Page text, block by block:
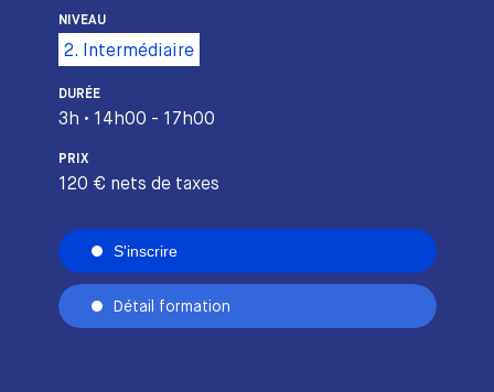
NIVEAU
2. Intermédiaire
DURÉE
3h • 14h00 - 17h00
PRIX
120 € nets de taxes
S'inscrire
Détail formation